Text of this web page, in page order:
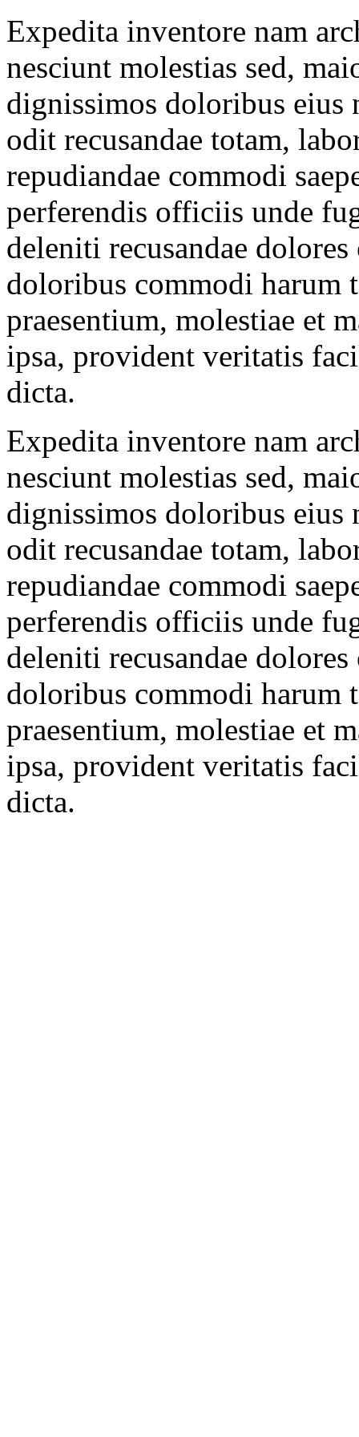
Expedita inventore nam
nesciunt molestias sed,
dignissimos doloribus eius
odit recusandae totam,
repudiandae commodi
perferendis officiis unde
deleniti recusandae
doloribus commodi harum
praesentium, molestiae et
ipsa, provident veritatis
dicta.
Expedita inventore nam
nesciunt molestias sed,
dignissimos doloribus eius
odit recusandae totam,
repudiandae commodi
perferendis officiis unde
deleniti recusandae
doloribus commodi harum
praesentium, molestiae et
ipsa, provident veritatis
dicta.